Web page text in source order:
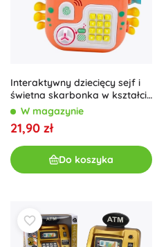
Interaktywny dziecięcy sejf i
świetna skarbonka w kształcie
kraba 4w1 WOOPIE
W magazynie
21,90 zł
Do koszyka